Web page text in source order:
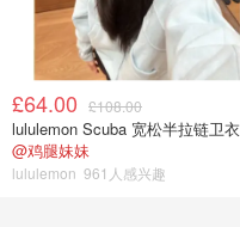
£64.00 £108.00
lululemon Scuba 宽松半拉链卫衣
@鸡腿妹妹
lululemon 961人感兴趣